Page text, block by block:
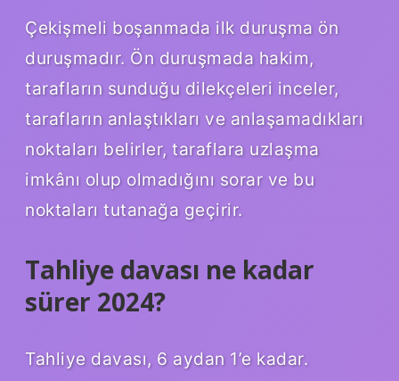
Çekişmeli boşanmada ilk duruşma ön
duruşmadır. Ön duruşmada hakim,
tarafların sunduğu dilekçeleri inceler,
tarafların anlaştıkları ve anlaşamadıkları
noktaları belirler, taraflara uzlaşma
imkânı olup olmadığını sorar ve bu
noktaları tutanağa geçirir.
Tahliye davası ne kadar
sürer 2024?
Tahliye davası, 6 aydan 1’e kadar.